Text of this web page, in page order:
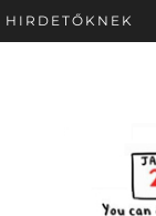
HIRDETŐKNEK